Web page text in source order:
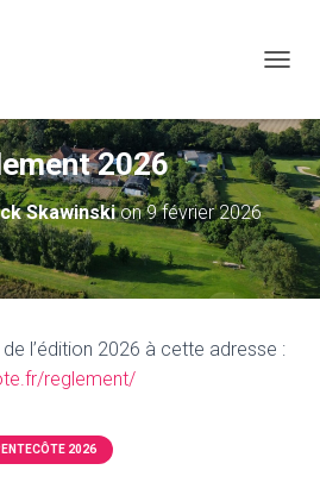
2026
Skawinskion9 février 2026
l’édition 2026 à cette adresse :
reglement/
2026